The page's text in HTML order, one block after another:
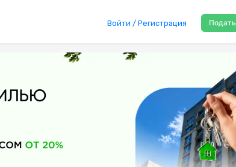
Войти / Регистрация